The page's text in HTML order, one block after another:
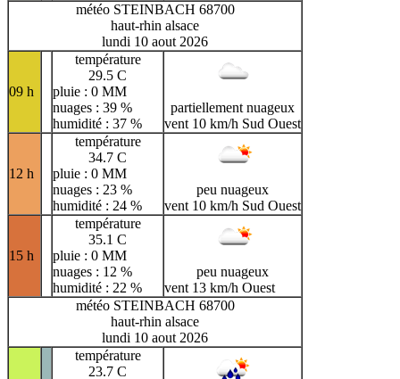
météo STEINBACH 68700
haut-rhin alsace
lundi 10 aout 2026
09 h
température
29.5 C
pluie : 0 MM
nuages : 39 %
humidité : 37 %
partiellement nuageux
vent 10 km/h Sud Ouest
12 h
température
34.7 C
pluie : 0 MM
nuages : 23 %
humidité : 24 %
peu nuageux
vent 10 km/h Sud Ouest
15 h
température
35.1 C
pluie : 0 MM
nuages : 12 %
humidité : 22 %
peu nuageux
vent 13 km/h Ouest
météo STEINBACH 68700
haut-rhin alsace
lundi 10 aout 2026
température
23.7 C